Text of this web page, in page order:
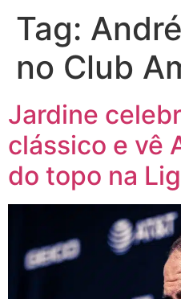
Tag:
no Club
Jardine
clássico e vê
do topo na